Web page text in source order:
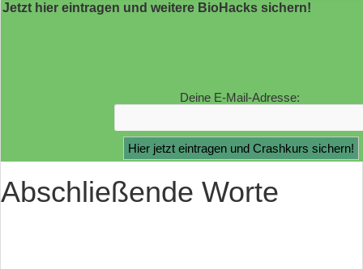
Jetzt hier eintragen und weitere BioHacks sichern!
Deine E-Mail-Adresse:
Abschließende Worte